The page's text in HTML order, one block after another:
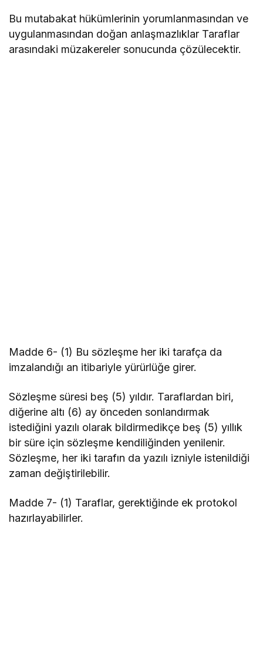
Bu mutabakat hükümlerinin yorumlanmasından ve
uygulanmasından doğan anlaşmazlıklar Taraflar
arasındaki müzakereler sonucunda çözülecektir.
Madde 6- (1) Bu sözleşme her iki tarafça da
imzalandığı an itibariyle yürürlüğe girer.
Sözleşme süresi beş (5) yıldır. Taraflardan biri,
diğerine altı (6) ay önceden sonlandırmak
istediğini yazılı olarak bildirmedikçe beş (5) yıllık
bir süre için sözleşme kendiliğinden yenilenir.
Sözleşme, her iki tarafın da yazılı izniyle istenildiği
zaman değiştirilebilir.
Madde 7- (1) Taraflar, gerektiğinde ek protokol
hazırlayabilirler.